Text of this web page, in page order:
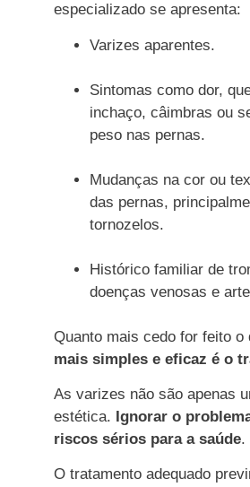
especializado se apresenta:
Varizes aparentes.
Sintomas como dor,
inchaço, câimbras ou
peso nas pernas.
Mudanças na cor ou
das pernas,
tornozelos.
Histórico familiar de
doenças venosas e
Quanto mais cedo for feito o
mais simples e eficaz é o
As varizes não são apenas
estética. Ignorar o
riscos sérios para a saúde.
O tratamento adequado